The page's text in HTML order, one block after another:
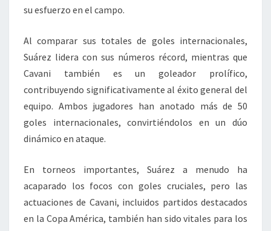
su esfuerzo en el campo.
Al comparar sus totales de goles internacionales,
Suárez lidera con sus números récord, mientras que
Cavani también es un goleador prolífico,
contribuyendo significativamente al éxito general del
equipo. Ambos jugadores han anotado más de 50
goles internacionales, convirtiéndolos en un dúo
dinámico en ataque.
En torneos importantes, Suárez a menudo ha
acaparado los focos con goles cruciales, pero las
actuaciones de Cavani, incluidos partidos destacados
en la Copa América, también han sido vitales para los